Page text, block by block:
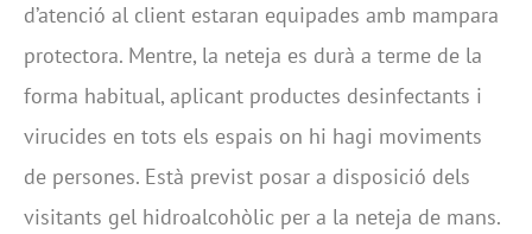
d’atenció al client estaran equipades amb mampara
protectora. Mentre, la neteja es durà a terme de la
forma habitual, aplicant productes desinfectants i
virucides en tots els espais on hi hagi moviments
de persones. Està previst posar a disposició dels
visitants gel hidroalcohòlic per a la neteja de mans.